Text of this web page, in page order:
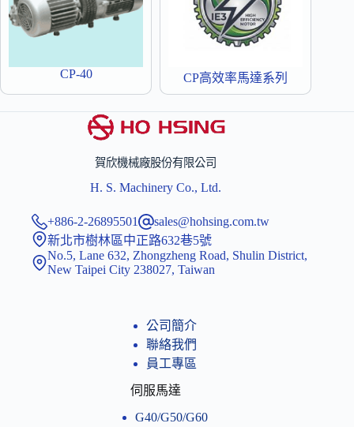
CP-40 CP高效率馬達系列
賀欣機械廠股份有限公司
H. S. Machinery Co., Ltd.
+886-2-26895501
sales@hohsing.com.tw
新北市樹林區中正路632巷5號
No.5, Lane 632, Zhongzheng Road, Shulin District,
New Taipei City 238027, Taiwan
公司簡介
聯絡我們
員工專區
伺服馬達
G40/G50/G60